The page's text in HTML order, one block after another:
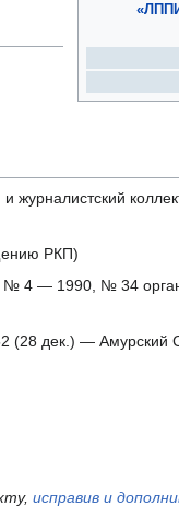
РКП)
№ 4 — 1990, № 34
дек.) — Амурский
исправив и